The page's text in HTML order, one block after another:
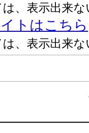
、表示出来
トはこちら
、表示出来